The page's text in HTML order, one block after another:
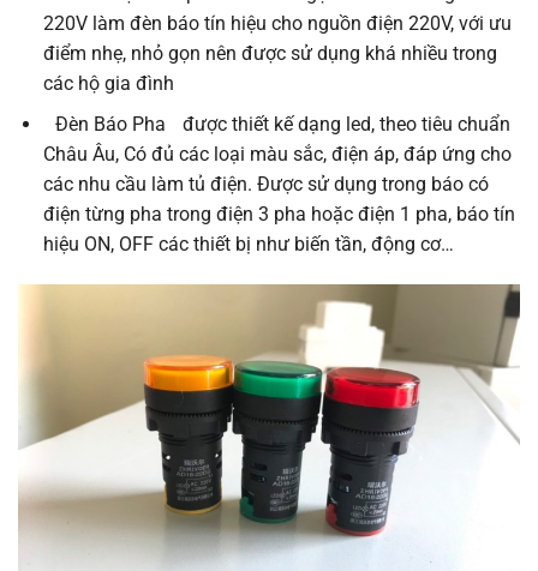
220V làm đèn báo tín hiệu cho nguồn điện 220V, với ưu
điểm nhẹ, nhỏ gọn nên được sử dụng khá nhiều trong
các hộ gia đình
Đèn Báo Pha
được thiết kế dạng led, theo tiêu chuẩn
Châu Âu, Có đủ các loại màu sắc, điện áp, đáp ứng cho
các nhu cầu làm tủ điện. Được sử dụng trong báo có
điện từng pha trong điện 3 pha hoặc điện 1 pha, báo tín
hiệu ON, OFF các thiết bị như biến tần, động cơ…